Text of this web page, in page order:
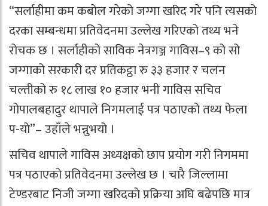
“सर्लाहीमा कम कबोल गरेको जग्गा खरिद गरे पनि त्यसको
दरका सम्बन्धमा प्रतिवेदनमा उल्लेख गरिएको तथ्य भने
रोचक छ । सर्लाहीको साविक नेत्रगञ्ज गाविस–९ को सो
जग्गाको सरकारी दर प्रतिकट्ठा रु ३३ हजार र चलन
चल्तीको रु १८ लाख १० हजार भनी गाविस सचिव
गोपालबहादुर थापाले निगमलाई पत्र पठाएको तथ्य फेला
प-यो”– उहाँले भन्नुभयो ।
सचिव थापाले गाविस अध्यक्षको छाप प्रयोग गरी निगममा
पत्र पठाएको प्रतिवेदनमा उल्लेख छ । चारै जिल्लामा
टेण्डरबाट निजी जग्गा खरिदको प्रक्रिया अघि बढेपछि मात्र